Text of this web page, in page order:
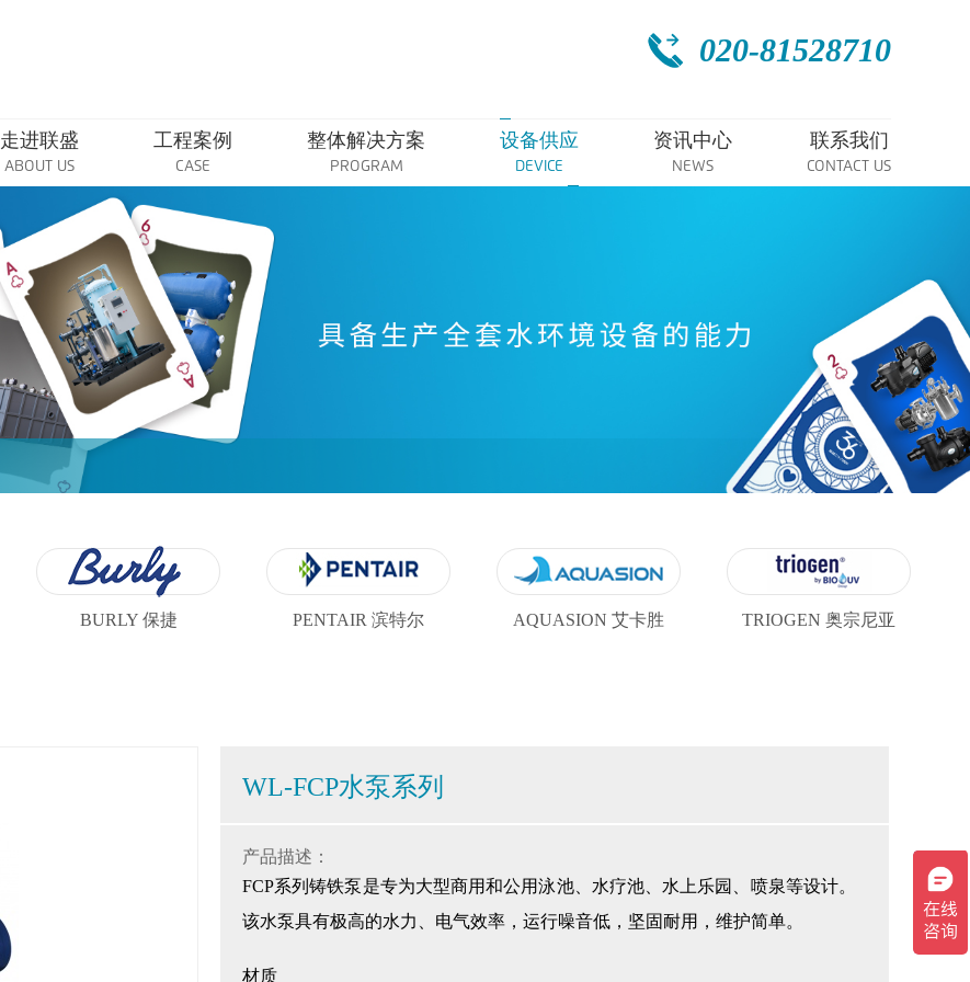
020-81528710
走进联盛
ABOUT US
工程案例
CASE
整体解决方案
PROGRAM
设备供应
DEVICE
资讯中心
NEWS
联系我们
CONTACT US
BURLY 保捷 PENTAIR 滨特尔 AQUASION 艾卡胜 TRIOGEN 奥宗尼亚
WL-FCP水泵系列
产品描述：
FCP系列铸铁泵是专为大型商用和公用泳池、水疗池、水上乐园、喷泉等设计。
该水泵具有极高的水力、电气效率，运行噪音低，坚固耐用，维护简单。
材质